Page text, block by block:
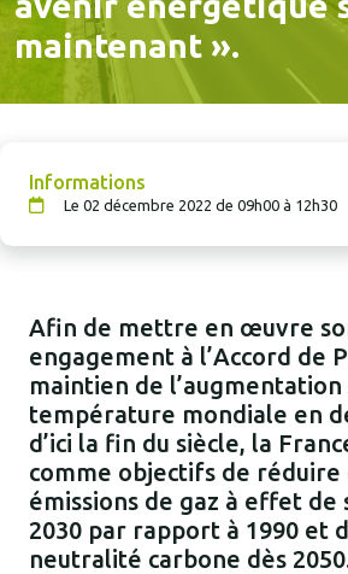
maintenant ».
Informations
Le 02 décembre 2022 de 09h00 à 12h30
Afin de mettre en œuvre
engagement à l’Accord de
maintien de l’augmentation
température mondiale en
d’ici la fin du siècle, la
comme objectifs de réduire
émissions de gaz à effet de
2030 par rapport à 1990 et
neutralité carbone dès